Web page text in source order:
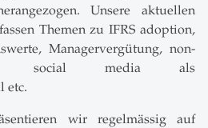
Unsere aktuellen
Themen zu IFRS adoption,
Managervergütung, non-
social media als
etc.
wir regelmässig auf